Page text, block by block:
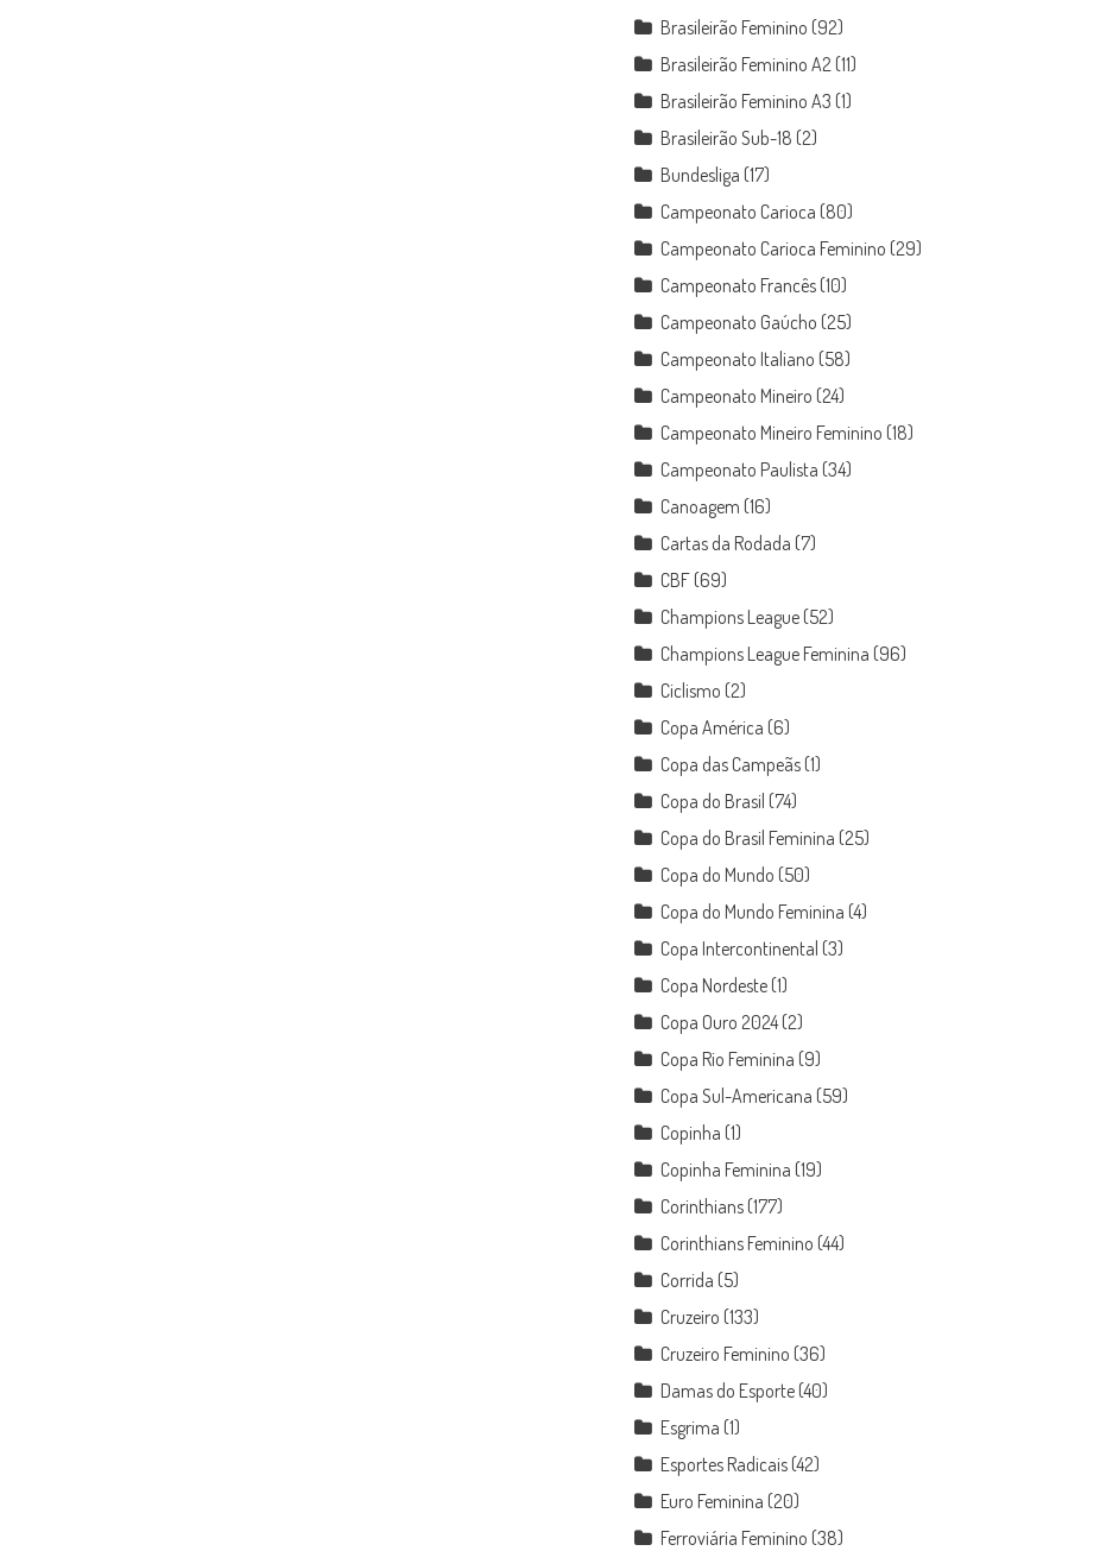
Brasileirão Feminino (92)
Brasileirão Feminino A2 (11)
Brasileirão Feminino A3 (1)
Brasileirão Sub-18 (2)
Bundesliga (17)
Campeonato Carioca (80)
Campeonato Carioca Feminino (29)
Campeonato Francês (10)
Campeonato Gaúcho (25)
Campeonato Italiano (58)
Campeonato Mineiro (24)
Campeonato Mineiro Feminino (18)
Campeonato Paulista (34)
Canoagem (16)
Cartas da Rodada (7)
CBF (69)
Champions League (52)
Champions League Feminina (96)
Ciclismo (2)
Copa América (6)
Copa das Campeãs (1)
Copa do Brasil (74)
Copa do Brasil Feminina (25)
Copa do Mundo (50)
Copa do Mundo Feminina (4)
Copa Intercontinental (3)
Copa Nordeste (1)
Copa Ouro 2024(2)
Copa Rio Feminina (9)
Copa Sul-Americana (59)
Copinha (1)
Copinha Feminina (19)
Corinthians (177)
Corinthians Feminino (44)
Corrida (5)
Cruzeiro (133)
Cruzeiro Feminino (36)
Damas do Esporte (40)
Esgrima (1)
Esportes Radicais (42)
Euro Feminina (20)
Ferroviária Feminino (38)